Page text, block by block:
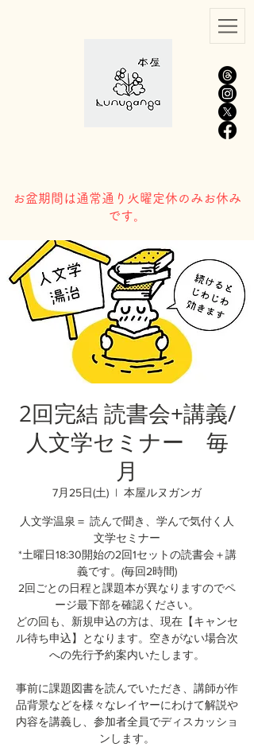
​お盆期間は通常通り火曜定休のみお休み
です。
2回完結 読書会+講義/
人文学セミナー 毎
月
7月25日(土)
  |
本屋ルヌガンガ
人文学温泉＝ 読んで聞き、学んで気付く人
文学セミナー
*土曜日18:30開始の2回1セットの読書会＋講
義です。(毎回2時間)
2回ごとの日程と課題本が異なりますのでペ
ージ最下部を確認ください。
どの回も、新規申込の方は、現在【キャンセ
ル待ち申込】となります。空きがない場合次
への先行予約案内いたします。
事前に課題図書を読んでいただき、講師が作
品背景などを様々なレイヤーにわけて解説や
内容を講義し、参加者全員でディスカッショ
ンします。